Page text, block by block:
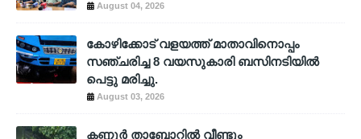
August 04, 2026
കോഴിക്കോട് വളയത്ത് മാതാവിനൊപ്പം
സഞ്ചരിച്ച 8 വയസുകാരി ബസിനടിയിൽ
പെട്ടു മരിച്ചു.
August 03, 2026
കണ്ണൂർ താബോറിൽ വീണ്ടും